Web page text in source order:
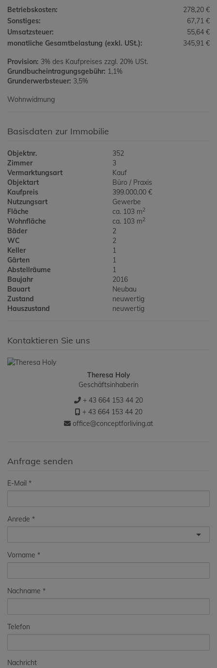
Betriebskosten:
278,20 €
Sonstiges:
67,71 €
Umsatzsteuer:
55,64 €
monatliche Gesamtbelastung (exkl. USt.):
345,91 €
Provision: 3% des Kaufpreises zzgl. 20% USt.
Grundbucheintragungsgebühr: 1,1%
Grunderwerbsteuer: 3,5%
Wohnwidmung
Basisdaten zur Immobilie
Objektnr.
352
Zimmer
3
Vermarktungsart
Kauf
Objektart
Büro / Praxis
Kaufpreis
399.000,00 €
Nutzungsart
Gewerbe
Fläche
ca. 103 m2
Wohnfläche ca. 103 m2
Bäder
2
WC
2
Keller
1
Gärten
1
Abstellräume
1
Baujahr
2016
Bauart
Neubau
Zustand
neuwertig
Hauszustand
neuwertig
Kontaktieren Sie uns
Theresa Holy
Geschäftsinhaberin
+ 43 664 153 44 20
+ 43 664 153 44 20
office@conceptforliving.at
Anfrage senden
E-Mail
Anrede
Vorname
Nachname
Telefon
Nachricht